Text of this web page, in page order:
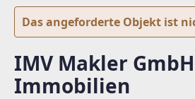
Das angeforderte Objekt ist
IMV Makler GmbH
Immobilien